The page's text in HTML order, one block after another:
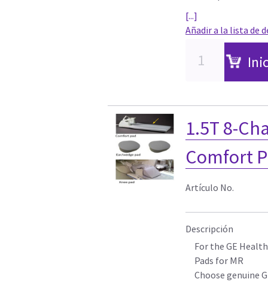
[...]
Añadir a la lista de
1.5T 8-
Comfort
Artículo No.
Descripción
For the GE
Pads for MR
Choose genuine